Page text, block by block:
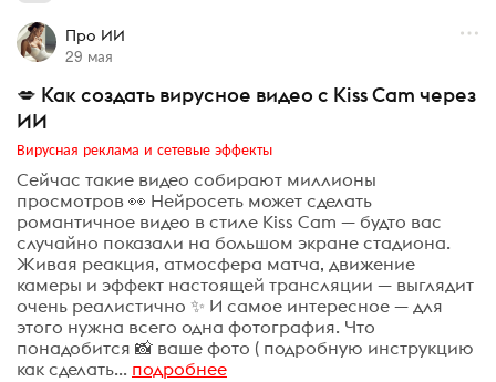
Про ИИ
29 мая
💋 Как создать вирусное видео с Kiss Cam через
ИИ
Вирусная реклама и сетевые эффекты
Сейчас такие видео собирают миллионы
просмотров 👀 Нейросеть может сделать
романтичное видео в стиле Kiss Cam — будто вас
случайно показали на большом экране стадиона.
Живая реакция, атмосфера матча, движение
камеры и эффект настоящей трансляции — выглядит
очень реалистично ✨ И самое интересное — для
этого нужна всего одна фотография. Что
понадобится 📸 ваше фото ( подробную инструкцию
как сделать... подробнее